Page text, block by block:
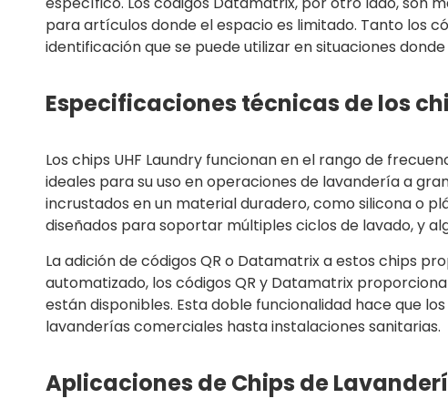
para artículos donde el espacio es limitado. Tanto los
identificación que se puede utilizar en situaciones
Especificaciones técnicas de los
Los chips UHF Laundry funcionan en el rango de
ideales para su uso en operaciones de lavandería a
incrustados en un material duradero, como silicona o
diseñados para soportar múltiples ciclos de lavado, y
La adición de códigos QR o Datamatrix a estos chips
automatizado, los códigos QR y Datamatrix
están disponibles. Esta doble funcionalidad hace que
lavanderías comerciales hasta instalaciones sanitarias.
Aplicaciones de Chips de